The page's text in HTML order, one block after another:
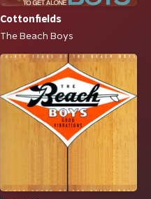
Cottonfields
The Beach Boys